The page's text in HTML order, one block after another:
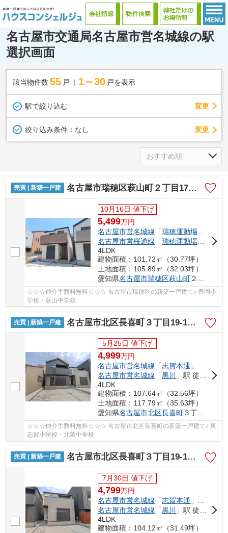
名古屋市交通局名古屋市営名城線の駅
選択画面
該当物件数 55 戸 1～30 戸を表示
駅で絞り込む 変更
絞り込み条件： なし 変更
売買 | 新築一戸建 名古屋市瑞穂区萩山町２丁目17【仲介手数料無料】新築戸建て
10月16日 値下げ
5,499万円
名古屋市営名城線 「瑞穂運動場東
名古屋市営桜通線 「瑞穂運動場西
」駅
4LDK
建物面積：101.72㎡（30.77坪）
土地面積：105.89㎡（32.03坪）
愛知県名古屋市瑞穂区萩山町２丁目17
☆☆☆仲介手数料無料☆☆☆ 名古屋市瑞穂区の新築一戸建て♪ 豊岡小
学校・萩山中学校
売買 | 新築一戸建 名古屋市北区長喜町３丁目19-1【仲介手数料無料】新築一戸建て 1号棟
5月25日 値下げ
4,999万円
名古屋市営名城線 「志賀本通 」駅 徒歩13分
名古屋市営名城線 「黒川
」駅 徒歩15分
4LDK
建物面積：107.64㎡（32.56坪）
土地面積：117.79㎡（35.63坪）
愛知県名古屋市北区長喜町３丁目19-1
☆☆☆仲介手数料無料☆☆☆ 名古屋市北区長喜町の新築一戸建て♪ 東
志賀小学校・北陵中学校
売買 | 新築一戸建 名古屋市北区長喜町３丁目19-1【仲介手数料無料】新築一戸建て 2号棟
7月30日 値下げ
4,799万円
名古屋市営名城線 「志賀本通 」駅 徒歩13分
名古屋市営名城線 「黒川
」駅 徒歩15分
4LDK
建物面積：104.12㎡（31.49坪）